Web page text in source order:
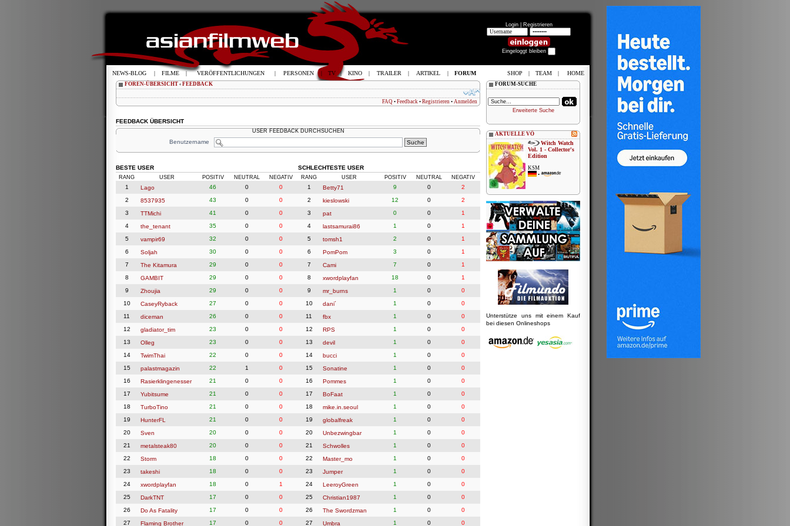
Login | Registrieren
Eingeloggt bleiben
FOREN-ÜBERSICHT ‹ FEEDBACK
FAQ • Feedback • Registrieren • Anmelden
FEEDBACK ÜBERSICHT
USER FEEDBACK DURCHSUCHEN
Benutzername
BESTE USER
RANG USER POSITIV NEUTRAL NEGATIV
1 Lago 46 0
0
2
8537935 43 0
0
3
TTMichi 41 0
0
4
the_tenant 35 0
0
5
vampir69 32 0
0
6
Soljah 30 0
0
7
The Kitamura 29 0
0
8
GAMBIT 29 0
0
9
Zhoujia 29 0
0
10
CaseyRyback 27 0
0
11
diceman 26 0
0
12
gladiator_tim 23 0
0
13
Olleg 23 0
0
14
TwimThai 22 0
0
15
palastmagazin 22 1
0
16
Rasierklingenesser 21 0
0
17
Yubitsume 21 0
0
18
TurboTino 21 0
0
19
HunterFL 21 0
0
20
Sven 20 0
0
21
metalsteak80 20 0
0
22
Storm 18 0
0
23
takeshi 18 0
0
24
xwordplayfan 18 0
1
25
DarkTNT 17 0
0
26
Do As Fatality 17 0
0
27
Flaming Brother 17 0 0
SCHLECHTESTE USER
RANG USER POSITIV NEUTRAL NEGATIV
1 Betty71 9 0
2
2
kieslowski 12 0
2
3
pat 0 0
1
4
lastsamurai86 1 0
1
5
tomsh1 2 0
1
6
PomPom 3 0
1
7
Cami 7 0
1
8
xwordplayfan 18 0
1
9
mr_burns 1 0
0
10
dani´ 1 0
0
11
fbx 1 0
0
12
RPS 1 0
0
13
devil 1 0
0
14
bucci 1 0
0
15
Sonatine 1 0
0
16
Pommes 1 0
0
17
BoFaat 1 0
0
18
mike.in.seoul 1 0
0
19
globalfreak 1 0
0
20
Unbezwingbar 1 0
0
21
Schwolles 1 0
0
22
Master_mo 1 0
0
23
Jumper 1 0
0
24
LeeroyGreen 1 0
0
25
Christian1987 1 0
0
26
The Swordzman 1 0
0
27
Umbra 1 0 0
FORUM-SUCHE
Erweiterte Suche
AKTUELLE VÖ
Witch Watch
Vol. 1 - Collector's
Edition
KSM
•
Unterstütze uns mit einem Kauf
bei diesen Onlineshops
NEWS-BLOG | FILME | VERÖFFENTLICHUNGEN | PERSONEN | TV | KINO | TRAILER | ARTIKEL | FORUM SHOP | TEAM | HOME